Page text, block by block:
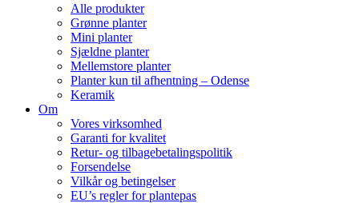
Alle produkter
Grønne planter
Mini planter
Sjældne planter
Mellemstore planter
Planter kun til afhentning – Odense
Keramik
Om
Vores virksomhed
Garanti for kvalitet
Retur- og tilbagebetalingspolitik
Forsendelse
Vilkår og betingelser
EU’s regler for plantepas